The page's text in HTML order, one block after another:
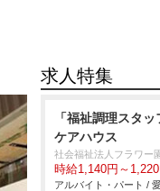
求人特集
「福祉調理スタ
ケアハウス
社会福祉法人フラワー
時給1,140円～1,220
アルバイト・パート /